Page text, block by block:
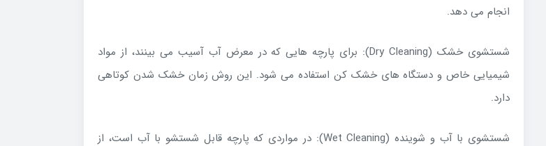
انجام می دهد.
شستشوی خشک (Dry Cleaning): برای پارچه هایی که در معرض آب آسیب می بینند، از مواد
شیمیایی خاص و دستگاه های خشک کن استفاده می شود. این روش زمان خشک شدن کوتاهی
دارد.
شستشوی با آب و شوینده (Wet Cleaning): در مواردی که پارچه قابل شستشو با آب است، از